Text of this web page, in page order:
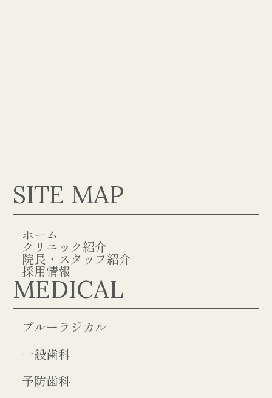
SITE MAP
ホーム
クリニック紹介
院長・スタッフ紹介
採用情報
MEDICAL
ブルーラジカル
一般歯科
予防歯科